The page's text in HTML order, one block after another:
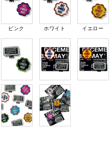
ピンク ホワイト イエロー